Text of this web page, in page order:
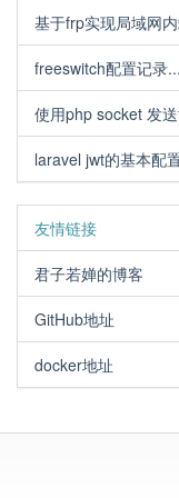
基于frp实现局域网
freeswitch配置记录...
使用php socket 发
laravel jwt的基本配
友情链接
君子若婵的博客
GitHub地址
docker地址